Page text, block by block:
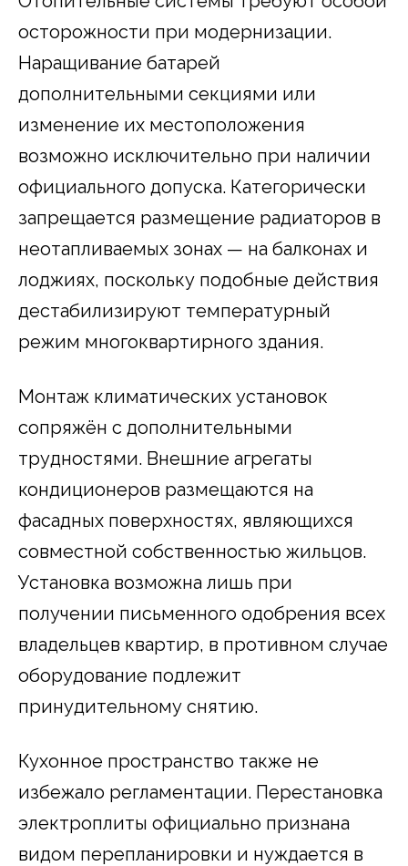
осторожности при модернизации.
Наращивание батарей
дополнительными секциями или
изменение их местоположения
возможно исключительно при наличии
официального допуска. Категорически
запрещается размещение радиаторов в
неотапливаемых зонах — на балконах и
лоджиях, поскольку подобные действия
дестабилизируют температурный
режим многоквартирного здания.
Монтаж климатических установок
сопряжён с дополнительными
трудностями. Внешние агрегаты
кондиционеров размещаются на
фасадных поверхностях, являющихся
совместной собственностью жильцов.
Установка возможна лишь при
получении письменного одобрения всех
владельцев квартир, в противном случае
оборудование подлежит
принудительному снятию.
Кухонное пространство также не
избежало регламентации. Перестановка
электроплиты официально признана
видом перепланировки и нуждается в